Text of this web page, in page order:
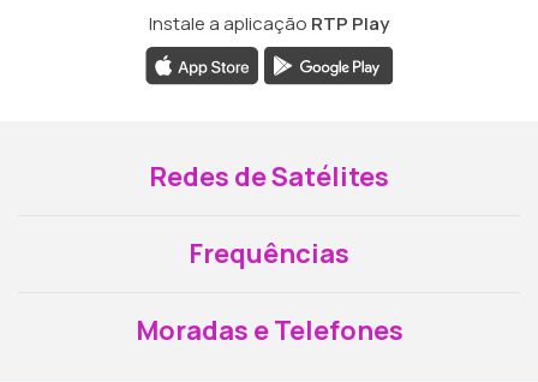
Instale a aplicação RTP Play
Redes de Satélites
Frequências
Moradas e Telefones